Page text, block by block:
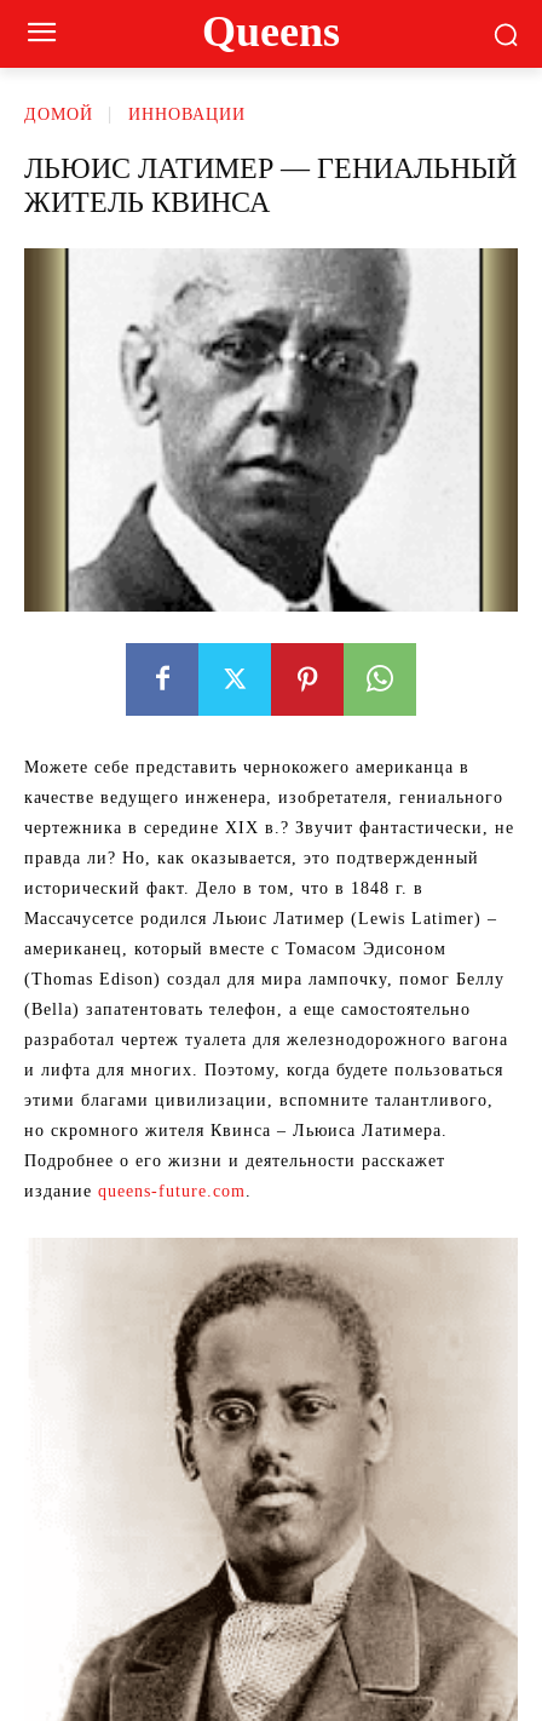
Queens
ДОМОЙ ИННОВАЦИИ
ЛЬЮИС ЛАТИМЕР — ГЕНИАЛЬНЫЙ
ЖИТЕЛЬ КВИНСА
Можете себе представить чернокожего американца в
качестве ведущего инженера, изобретателя, гениального
чертежника в середине XIX в.? Звучит фантастически, не
правда ли? Но, как оказывается, это подтвержденный
исторический факт. Дело в том, что в 1848 г. в
Массачусетсе родился Льюис Латимер (Lewis Latimer) –
американец, который вместе с Томасом Эдисоном
(Thomas Edison) создал для мира лампочку, помог Беллу
(Bella) запатентовать телефон, а еще самостоятельно
разработал чертеж туалета для железнодорожного вагона
и лифта для многих. Поэтому, когда будете пользоваться
этими благами цивилизации, вспомните талантливого,
но скромного жителя Квинса – Льюиса Латимера.
Подробнее о его жизни и деятельности расскажет
издание queens-future.com.